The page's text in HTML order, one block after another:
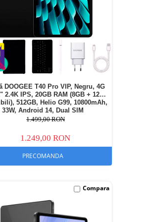
DOOGEE T40 Pro VIP, Negru, 4G
2.4K IPS, 20GB RAM (8GB + 12GB
512GB, Helio G99, 10800mAh,
33W, Android 14, Dual SIM
1.499,00 RON
1.249,00 RON
PRECOMANDA
Compara